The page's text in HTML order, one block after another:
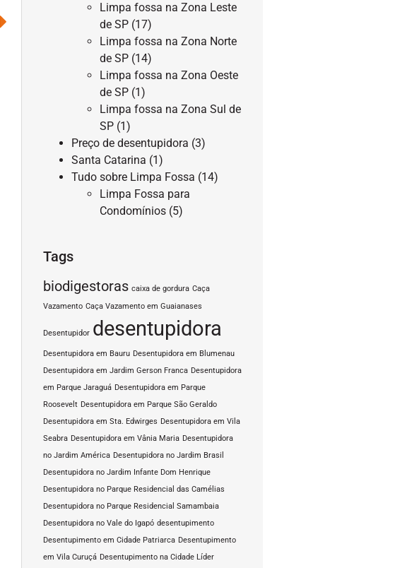
Limpa fossa na Zona Leste
de SP (17)
Limpa fossa na Zona Norte
de SP (14)
Limpa fossa na Zona Oeste
de SP (1)
Limpa fossa na Zona Sul de
SP (1)
Preço de desentupidora (3)
Santa Catarina (1)
Tudo sobre Limpa Fossa (14)
Limpa Fossa para
Condomínios (5)
Tags
biodigestoras caixa de gordura Caça
Vazamento Caça Vazamento em Guaianases
Desentupidor desentupidora
Desentupidora em Bauru Desentupidora em Blumenau
Desentupidora em Jardim Gerson Franca Desentupidora
em Parque Jaraguá Desentupidora em Parque
Roosevelt Desentupidora em Parque São Geraldo
Desentupidora em Sta. Edwirges Desentupidora em Vila
Seabra Desentupidora em Vânia Maria Desentupidora
no Jardim América Desentupidora no Jardim Brasil
Desentupidora no Jardim Infante Dom Henrique
Desentupidora no Parque Residencial das Camélias
Desentupidora no Parque Residencial Samambaia
Desentupidora no Vale do Igapó desentupimento
Desentupimento em Cidade Patriarca Desentupimento
em Vila Curuçá Desentupimento na Cidade Líder